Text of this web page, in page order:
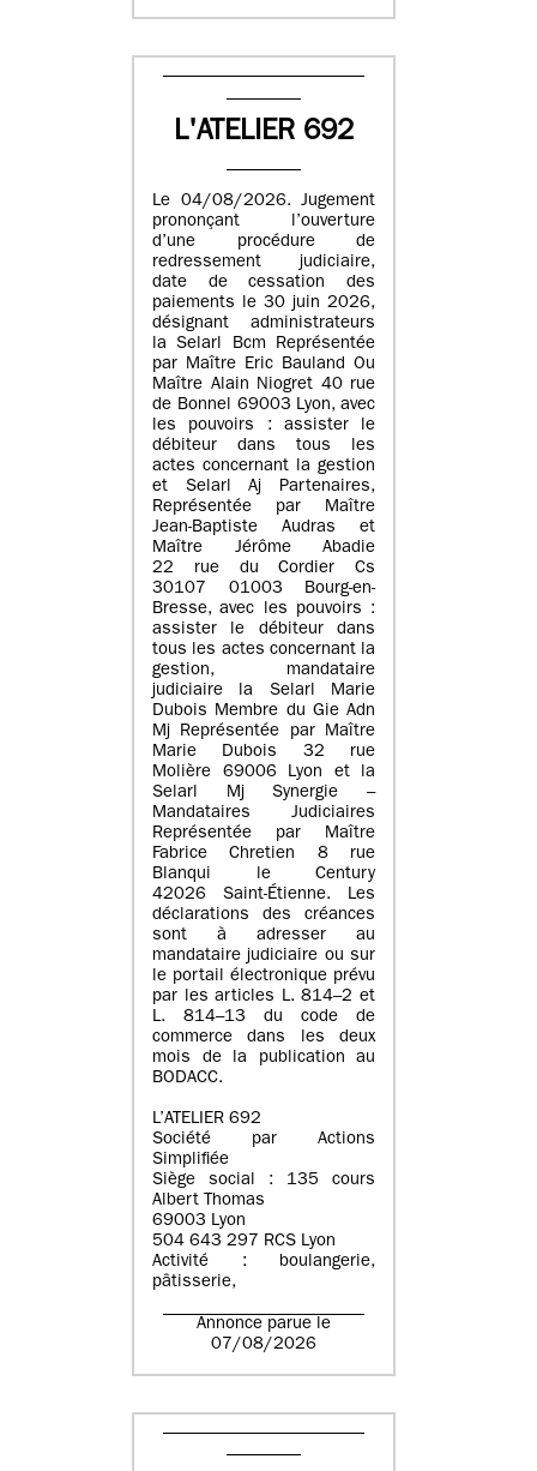
L'ATELIER 692
Le 04/08/2026. Jugement
prononçant l’ouverture
d’une procédure de
redressement judiciaire,
date de cessation des
paiements le 30 juin 2026,
désignant administrateurs
la Selarl Bcm Représentée
par Maître Eric Bauland Ou
Maître Alain Niogret 40 rue
de Bonnel 69003 Lyon, avec
les pouvoirs : assister le
débiteur dans tous les
actes concernant la gestion
et Selarl Aj Partenaires,
Représentée par Maître
Jean-Baptiste Audras et
Maître Jérôme Abadie
22 rue du Cordier Cs
30107 01003 Bourg-en-
Bresse, avec les pouvoirs :
assister le débiteur dans
tous les actes concernant la
gestion, mandataire
judiciaire la Selarl Marie
Dubois Membre du Gie Adn
Mj Représentée par Maître
Marie Dubois 32 rue
Molière 69006 Lyon et la
Selarl Mj Synergie –
Mandataires Judiciaires
Représentée par Maître
Fabrice Chretien 8 rue
Blanqui le Century
42026 Saint-Étienne. Les
déclarations des créances
sont à adresser au
mandataire judiciaire ou sur
le portail électronique prévu
par les articles L. 814–2 et
L. 814–13 du code de
commerce dans les deux
mois de la publication au
BODACC.
L’ATELIER 692
Société par Actions
Simplifiée
Siège social : 135 cours
Albert Thomas
69003 Lyon
504 643 297 RCS Lyon
Activité : boulangerie,
pâtisserie,
Annonce parue le
07/08/2026